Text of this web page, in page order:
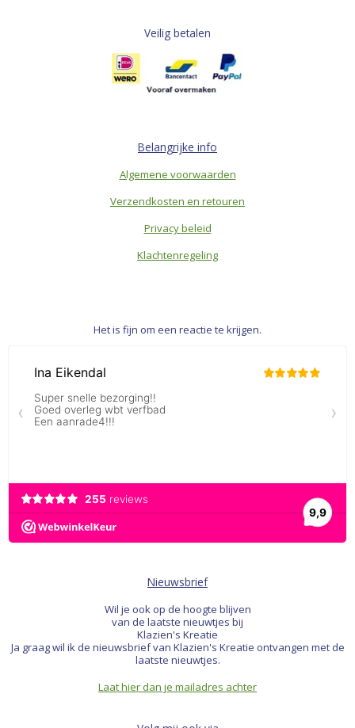
Veilig betalen
Belangrijke info
Algemene voorwaarden
Verzendkosten en retouren
Privacy beleid
Klachtenregeling
Het is fijn om een reactie te krijgen.
Nieuwsbrief
Wil je ook op de hoogte blijven
van de laatste nieuwtjes bij
Klazien's Kreatie
Ja graag wil ik de nieuwsbrief van Klazien's Kreatie ontvangen met de
laatste nieuwtjes.
Laat hier dan je mailadres achter